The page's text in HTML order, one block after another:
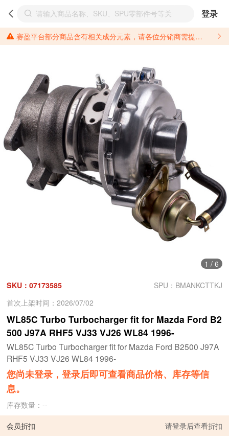
登录
赛盈平台部分商品含有相关成分元素，请各位分销商需提前了解产品材质情况，并针对其做好相关的风险把控，以免造成不必要的损失。 *美国加州65法案进一步规定了对于仅包含致癌物质，仅包含致生殖毒性物质，同时包含致癌物质和致生殖毒性物质，亦或是包含某一物质即为致癌物质又为致生殖毒性物质的产品的警示标语要求。 *新法案提供的警示标语修订并不是强制实施的，其只是避免昂贵诉讼的一种有效的方法。只要企业在保证其使用的另外的警示标语是“清晰和合理”并符合加州65法案要求的，那也是可以被接受的。*请充分了解第三方销售平台对商品上架规要求，并根据对应平台规则调整相关商品信息后进行上架，以免造成您不必要损失。 汽配产品上架注意事项： 不同第三方平台对于适配车型等信息的填写要求各有不同。例如：亚马逊明确禁止在产品标题、卖点和描述中直接使用适配车型的年份、品牌和型号信息；请您仔细研究并熟悉所销售平台关于汽配产品上架销售的具体规则，如果因上架的汽配产品信息填写不符合所销售平台要求，产生违规/侵权等问题所造成的损失需您自行承担。
1 / 6
SKU：07173585
SPU：BMANKCTTKJ
首次上架时间：2026/07/02
WL85C Turbo Turbocharger fit for Mazda Ford B2
500 J97A RHF5 VJ33 VJ26 WL84 1996-
WL85C Turbo Turbocharger fit for Mazda Ford B2500 J97A
RHF5 VJ33 VJ26 WL84 1996-
您尚未登录，登录后即可查看商品价格、库存等信
息。
库存数量：--
会员折扣 请登录后查看折扣